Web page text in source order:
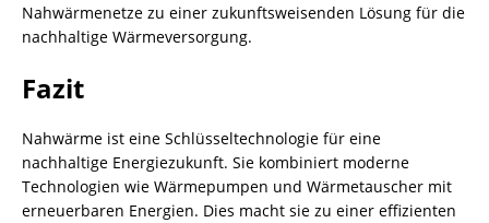
Nahwärmenetze zu einer zukunftsweisenden Lösung für die
nachhaltige Wärmeversorgung.
Fazit
Nahwärme ist eine Schlüsseltechnologie für eine
nachhaltige Energiezukunft. Sie kombiniert moderne
Technologien wie Wärmepumpen und Wärmetauscher mit
erneuerbaren Energien. Dies macht sie zu einer effizienten